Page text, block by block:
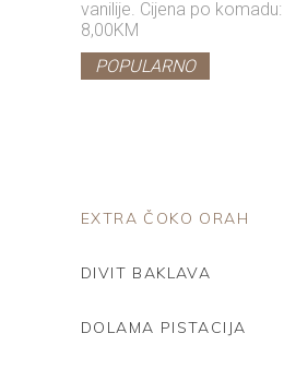
vanilije. Cijena po komadu:
8,00KM
POPULARNO
EXTRA ČOKO ORAH
DIVIT BAKLAVA
DOLAMA PISTACIJA